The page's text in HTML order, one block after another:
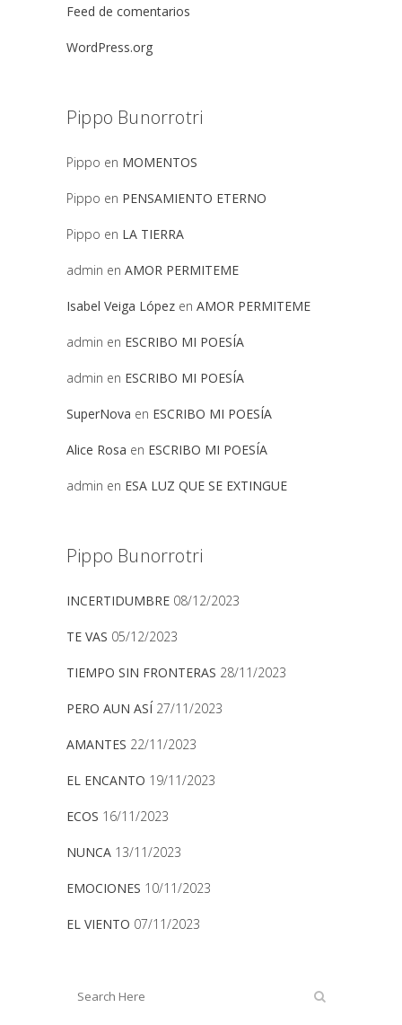
Feed de comentarios
WordPress.org
Pippo Bunorrotri
Pippo en MOMENTOS
Pippo en PENSAMIENTO ETERNO
Pippo en LA TIERRA
admin en AMOR PERMITEME
Isabel Veiga López en AMOR PERMITEME
admin en ESCRIBO MI POESÍA
admin en ESCRIBO MI POESÍA
SuperNova en ESCRIBO MI POESÍA
Alice Rosa en ESCRIBO MI POESÍA
admin en ESA LUZ QUE SE EXTINGUE
Pippo Bunorrotri
INCERTIDUMBRE 08/12/2023
TE VAS 05/12/2023
TIEMPO SIN FRONTERAS 28/11/2023
PERO AUN ASÍ 27/11/2023
AMANTES 22/11/2023
EL ENCANTO 19/11/2023
ECOS 16/11/2023
NUNCA 13/11/2023
EMOCIONES 10/11/2023
EL VIENTO 07/11/2023